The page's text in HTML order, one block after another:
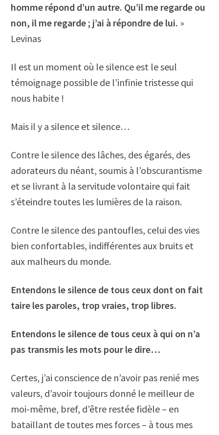
homme répond d’un autre. Qu’il me regarde ou
non, il me regarde ; j’ai à répondre de lui. »
Levinas
Il est un moment où le silence est le seul
témoignage possible de l’infinie tristesse qui
nous habite !
Mais il y a silence et silence…
Contre le silence des lâches, des égarés, des
adorateurs du néant, soumis à l’obscurantisme
et se livrant à la servitude volontaire qui fait
s’éteindre toutes les lumières de la raison.
Contre le silence des pantoufles, celui des vies
bien confortables, indifférentes aux bruits et
aux malheurs du monde.
Entendons le silence de tous ceux dont on fait
taire les paroles, trop vraies, trop libres.
Entendons le silence de tous ceux à qui on n’a
pas transmis les mots pour le dire…
Certes, j’ai conscience de n’avoir pas renié mes
valeurs, d’avoir toujours donné le meilleur de
moi-même, bref, d’être restée fidèle – en
bataillant de toutes mes forces – à tous mes